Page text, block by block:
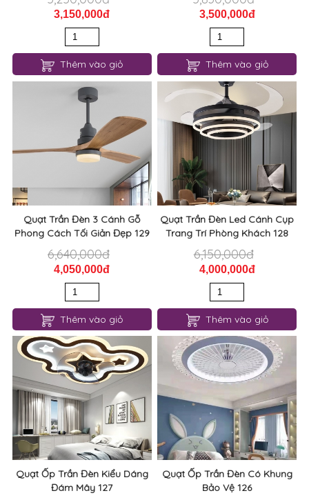
3,150,000đ
Thêm vào giỏ
3,500,000đ
Thêm vào giỏ
Quạt Trần Đèn 3 Cánh Gỗ
Phong Cách Tối Giản Đẹp 129
6,640,000đ
4,050,000đ
Thêm vào giỏ
Quạt Trần Đèn Led Cánh Cụp
Trang Trí Phòng Khách 128
6,150,000đ
4,000,000đ
Thêm vào giỏ
Quạt Ốp Trần Đèn Kiểu Dáng
Đám Mây 127
Quạt Ốp Trần Đèn Có Khung
Bảo Vệ 126